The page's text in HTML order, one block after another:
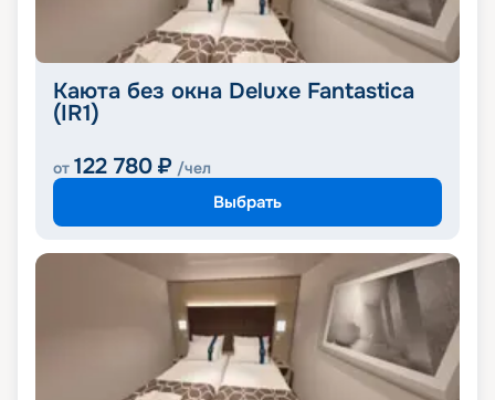
Каюта без окна Deluxe Fantastica
(IR1)
от 122 780 ₽ /чел
Выбрать